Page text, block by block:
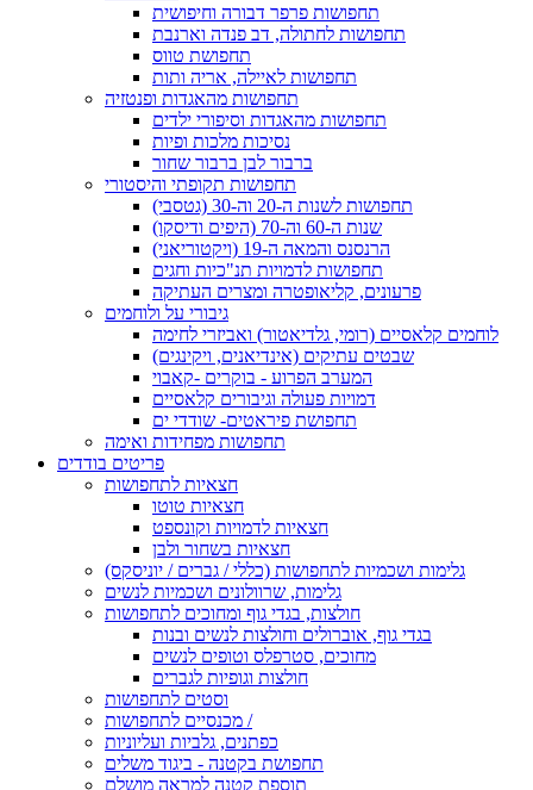
תחפושות פרפר דבורה וחיפושית
תחפושות לחתולה, דב פנדה וארנבת
תחפושת טווס
תחפושות לאיילה, אריה ותות
תחפושות מהאגדות ופנטזיה
תחפושות מהאגדות וסיפורי ילדים
נסיכות מלכות ופיות
ברבור לבן ברבור שחור
תחפושות תקופתי והיסטורי
תחפושות לשנות ה-20 וה-30 (גטסבי)
שנות ה-60 וה-70 (היפים ודיסקו)
הרנסנס והמאה ה-19 (ויקטוריאני)
תחפושות לדמויות תנ"כיות וחגים
פרעונים, קליאופטרה ומצרים העתיקה
גיבורי על ולוחמים
לוחמים קלאסיים (רומי, גלדיאטור) ואביזרי לחימה
שבטים עתיקים (אינדיאנים, ויקינגים)
המערב הפרוע - בוקרים -קאבוי
דמויות פעולה וגיבורים קלאסיים
תחפושת פיראטים- שודדי ים
תחפושות מפחידות ואימה
פריטים בודדים
חצאיות לתחפושות
חצאיות טוטו
חצאיות לדמויות וקונספט
חצאיות בשחור ולבן
גלימות ושכמיות לתחפושות (כללי / גברים / יוניסקס)
גלימות, שרוולונים ושכמיות לנשים
חולצות, בגדי גוף ומחוכים לתחפושות
בגדי גוף, אוברולים וחולצות לנשים ובנות
מחוכים, סטרפלס וטופים לנשים
חולצות וגופיות לגברים
וסטים לתחפושות
מכנסיים לתחפושות /
כפתנים, גלביות ועליוניות
תחפושת בקטנה - ביגוד משלים
תוספת קטנה למראה מושלם